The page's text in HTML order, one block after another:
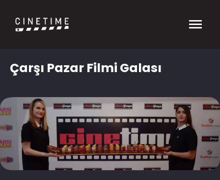
Çarşı Pazar Filmi Galası